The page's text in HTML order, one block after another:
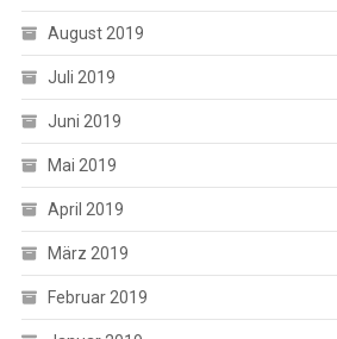
August 2019
Juli 2019
Juni 2019
Mai 2019
April 2019
März 2019
Februar 2019